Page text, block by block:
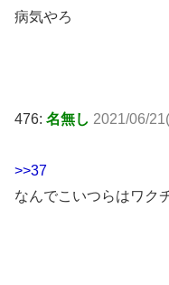
病気やろ
476: 名無し 2021/06/
>>37
なんでこいつらはワク